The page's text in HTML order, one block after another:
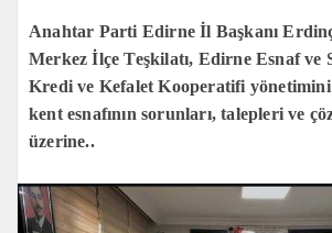
Anahtar Parti Edirne İl Başkanı Erdinç
Merkez İlçe Teşkilatı, Edirne Esnaf ve
Kredi ve Kefalet Kooperatifi
kent esnafının sorunları, talepleri ve
üzerine..